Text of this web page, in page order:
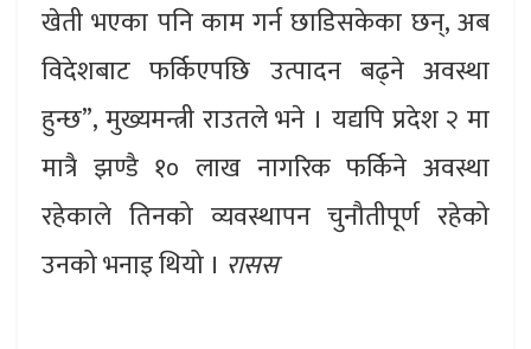
खेती भएका पनि काम गर्न छाडिसकेका छन्, अब
विदेशबाट फर्किएपछि उत्पादन बढ्ने अवस्था
हुन्छ”, मुख्यमन्त्री राउतले भने । यद्यपि प्रदेश २ मा
मात्रै झण्डै १० लाख नागरिक फर्किने अवस्था
रहेकाले तिनको व्यवस्थापन चुनौतीपूर्ण रहेको
उनको भनाइ थियो । रासस